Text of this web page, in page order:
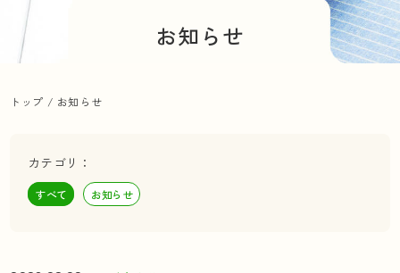
お知らせ
トップ / お知らせ
カテゴリ：
すべて お知らせ